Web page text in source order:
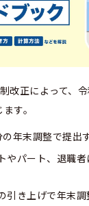
改正によって、
す。
の年末調整で提出
やパート、退職
引き上げで年末